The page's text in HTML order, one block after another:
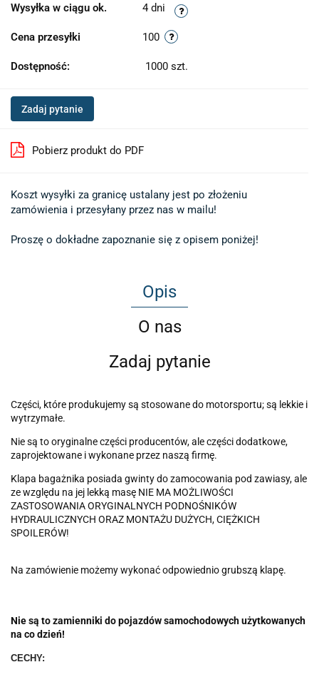
Wysyłka w ciągu ok. 4 dni
Cena przesyłki 100
Dostępność: 1000 szt.
Zadaj pytanie
Pobierz produkt do PDF
Koszt wysyłki za granicę ustalany jest po złożeniu
zamówienia i przesyłany przez nas w mailu!
Proszę o dokładne zapoznanie się z opisem poniżej!
Opis
O nas
Zadaj pytanie
Części, które produkujemy są stosowane do motorsportu; są lekkie i
wytrzymałe.
Nie są to oryginalne części producentów, ale części dodatkowe,
zaprojektowane i wykonane przez naszą firmę.
Klapa bagażnika posiada gwinty do zamocowania pod zawiasy, ale
ze względu na jej lekką masę NIE MA MOŻLIWOŚCI
ZASTOSOWANIA ORYGINALNYCH PODNOŚNIKÓW
HYDRAULICZNYCH ORAZ MONTAŻU DUŻYCH, CIĘŻKICH
SPOILERÓW!
Na zamówienie możemy wykonać odpowiednio grubszą klapę.
Nie są to zamienniki do pojazdów samochodowych użytkowanych
na co dzień!
CECHY: